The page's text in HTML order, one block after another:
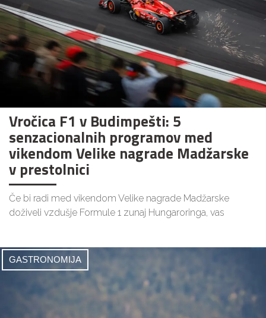
Vročica F1 v Budimpešti: 5
senzacionalnih programov med
vikendom Velike nagrade Madžarske
v prestolnici
Če bi radi med vikendom Velike nagrade Madžarske
doživeli vzdušje Formule 1 zunaj Hungaroringa, vas
GASTRONOMIJA